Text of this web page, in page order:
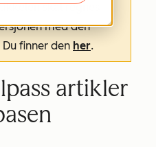
skal regnes
med den
finner den her.
artikler